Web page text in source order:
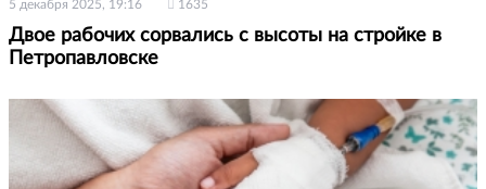
5 декабря 2025, 19:16 1635
Двое рабочих сорвались с высоты на стройке в
Петропавловске